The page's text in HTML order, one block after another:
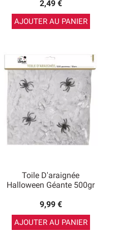
2,49 €
AJOUTER AU PANIER
Toile D'araignée
Halloween Géante 500gr
9,99 €
AJOUTER AU PANIER